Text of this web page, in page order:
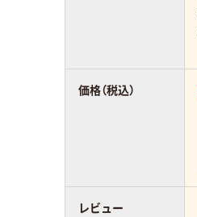
価格（税込）
レビュー